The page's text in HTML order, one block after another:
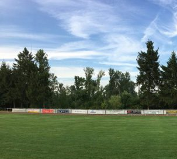
Zu
Inhalten
springen